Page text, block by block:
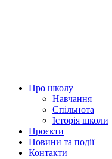
Про школу
Навчання
Спільнота
Історія школи
Проєкти
Новини та події
Контакти